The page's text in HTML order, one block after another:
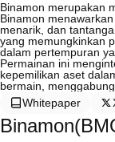
Binamon merupakan
Binamon
menarik, dan
yang memungkinkan
dalam pertempuran
Permainan ini
kepemilikan aset
bermain,
Whitepaper